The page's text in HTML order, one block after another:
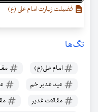
فضيلت زيارت امام على (ع)
تگ‌ها
امام علی(ع)
عید غدیر خم
مقالات غدیر